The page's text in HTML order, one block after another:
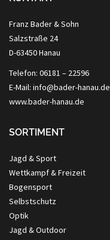
Franz Bader & Sohn
Salzstraße 24
D-63450 Hanau
Telefon: 06181 – 22596
E-Mail: info@bader-hanau.de
www.bader-hanau.de
SORTIMENT
Jagd & Sport
Wettkampf & Freizeit
Bogensport
Selbstschutz
Optik
Jagd & Outdoor